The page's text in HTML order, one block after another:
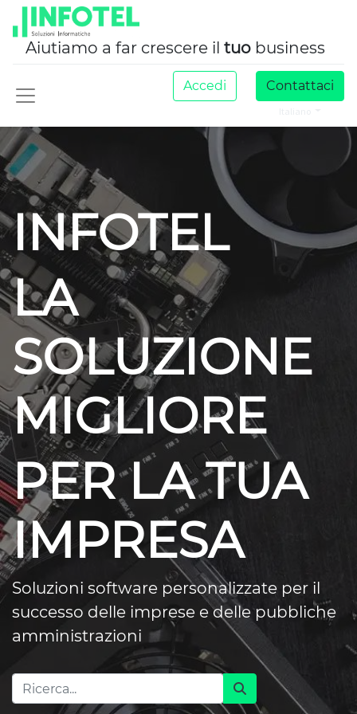
Aiutiamo a far crescere il tuo business
Accedi Contattaci
INFOTEL
LA
SOLUZIONE
MIGLIORE
PER LA TUA
IMPRESA
Soluzioni software personalizzate per il
successo delle imprese e delle pubbliche
amministrazioni